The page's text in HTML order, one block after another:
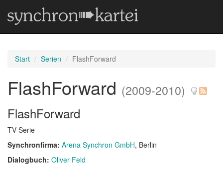
Start Serien FlashForward
FlashForward (2009-2010)
FlashForward
TV-Serie
Synchronfirma: Arena Synchron GmbH, Berlin
Dialogbuch: Oliver Feld